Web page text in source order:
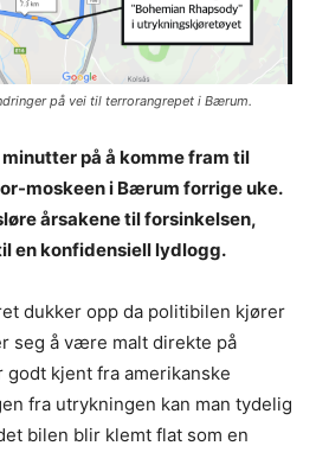
på vei til terrorangrepet i Bærum.
på å komme fram til
moskeen i Bærum forrige uke.
årsakene til forsinkelsen,
en konfidensiell lydlogg.
dukker opp da politibilen kjører
seg å være malt direkte på
kjent fra amerikanske
fra utrykningen kan man tydelig
bilen blir klemt flat som en